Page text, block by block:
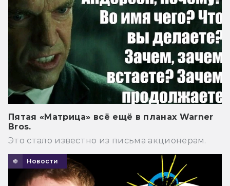
Пятая «Матрица» всё ещё в планах Warner
Bros.
Это стало известно из письма акционерам.
Новости